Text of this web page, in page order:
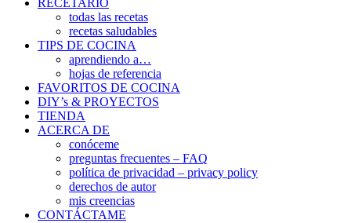
RECETARIO
todas las recetas
recetas saludables
TIPS DE COCINA
aprendiendo a…
hojas de referencia
FAVORITOS DE COCINA
DIY’s & PROYECTOS
TIENDA
ACERCA DE
conóceme
preguntas frecuentes – FAQ
política de privacidad – privacy policy
derechos de autor
mis creencias
CONTÁCTAME